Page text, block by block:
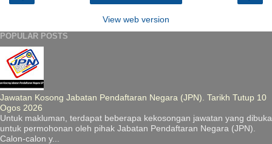
View web version
POPULAR POSTS
Jawatan Kosong Jabatan Pendaftaran Negara (JPN). Tarikh Tutup 10
Ogos 2026
Untuk makluman, terdapat beberapa kekosongan jawatan yang dibuka
untuk permohonan oleh pihak Jabatan Pendaftaran Negara (JPN).
Calon-calon y...